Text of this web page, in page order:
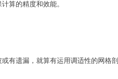
算的精度和效能。
有遗漏，就算有运用调适性的网格